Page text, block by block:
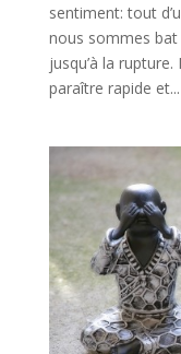
sentiment: tout
nous sommes bat
jusqu’à la
paraître rapide et...